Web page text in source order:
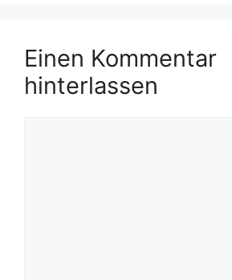
Einen Kommentar
hinterlassen